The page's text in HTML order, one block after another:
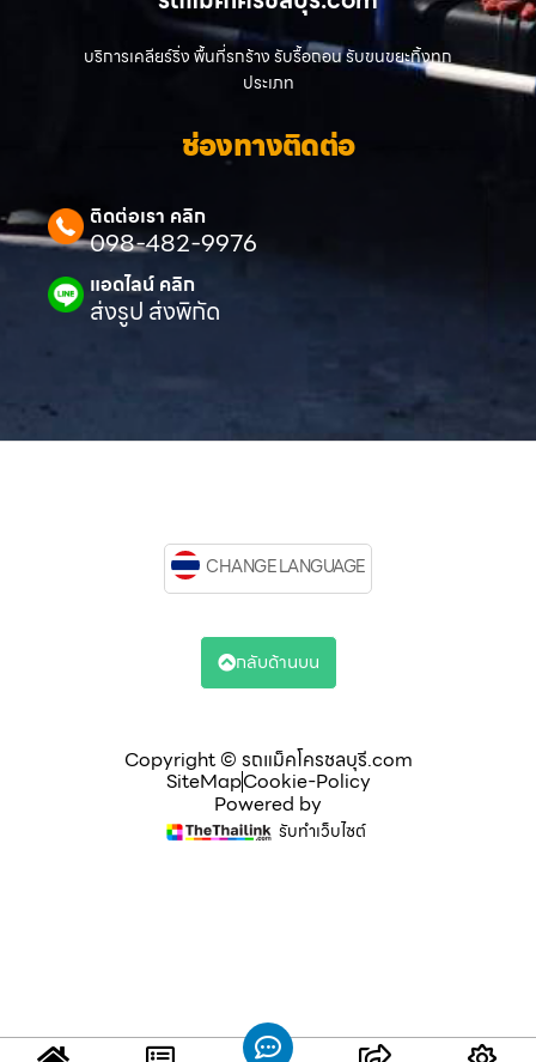
บริการเคลียร์ริ่ง พื้นที่รกร้าง รับรื้อถอน รับขนขยะทิ้งทุก
ประเภท
ช่องทางติดต่อ
ติดต่อเรา คลิก
098-482-9976
แอดไลน์ คลิก
ส่งรูป ส่งพิกัด
Copyright © รถแม็คโครชลบุรี.com
SiteMapCookie-Policy
Powered by
รับทำเว็บไซต์
CHANGE LANGUAGE
กลับด้านบน